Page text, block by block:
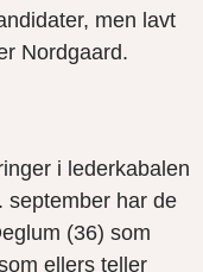
men lavt
Nordgaard.
i lederkabalen
september har de
(36) som
ellers teller